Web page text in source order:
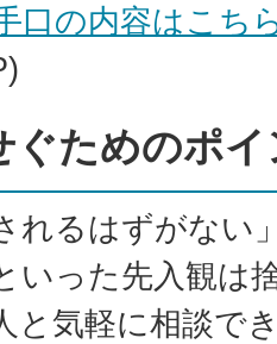
口の内容はこち
ぐためのポイ
れるはずがない
いった先入観は
と気軽に相談で